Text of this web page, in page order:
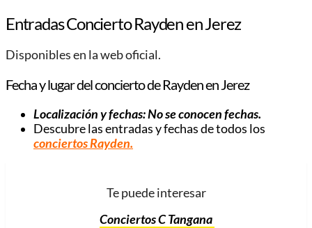
Entradas Concierto Rayden en Jerez
Disponibles en la web oficial.
Fecha y lugar del concierto de Rayden en Jerez
Localización y fechas: No se conocen fechas.
Descubre las entradas y fechas de todos los
conciertos Rayden.
Te puede interesar
Conciertos C Tangana